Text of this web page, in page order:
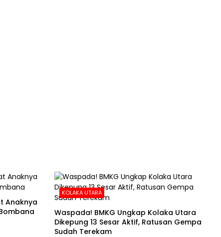
Anaknya
KOLAKA UTARA
Waspada! BMKG Ungkap Kolaka Utara
Dikepung 13 Sesar Aktif, Ratusan Gempa
Sudah Terekam